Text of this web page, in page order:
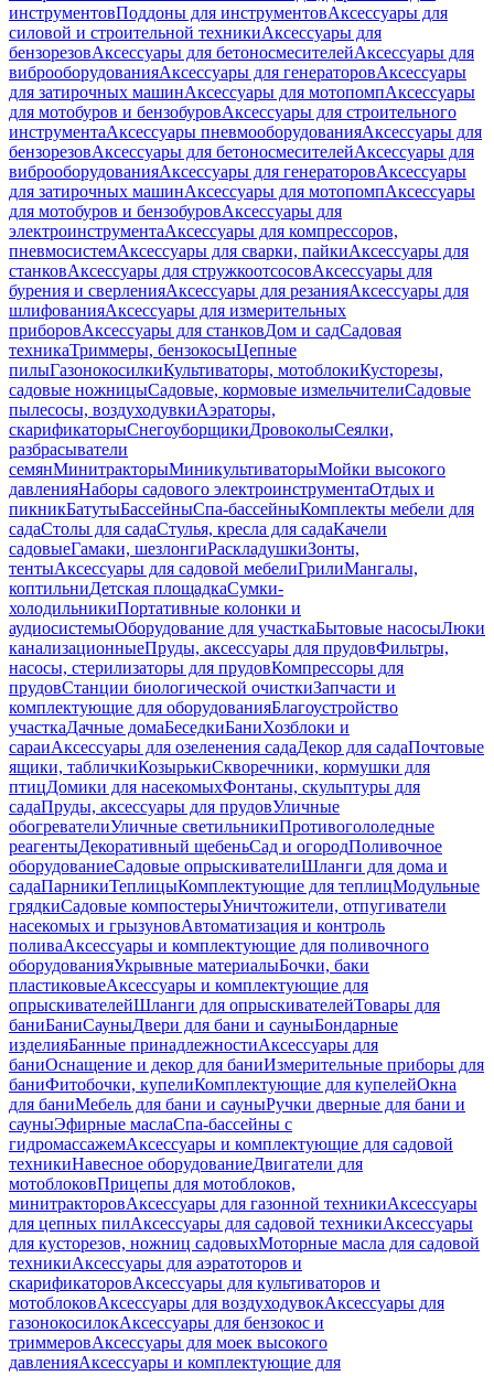
инструментовПоддоны для инструментовАксессуары для
силовой и строительной техникиАксессуары для
бензорезовАксессуары для бетоносмесителейАксессуары для
виброоборудованияАксессуары для генераторовАксессуары
для затирочных машинАксессуары для мотопомпАксессуары
для мотобуров и бензобуровАксессуары для строительного
инструментаАксессуары пневмооборудованияАксессуары для
бензорезовАксессуары для бетоносмесителейАксессуары для
виброоборудованияАксессуары для генераторовАксессуары
для затирочных машинАксессуары для мотопомпАксессуары
для мотобуров и бензобуровАксессуары для
электроинструментаАксессуары для компрессоров,
пневмосистемАксессуары для сварки, пайкиАксессуары для
станковАксессуары для стружкоотсосовАксессуары для
бурения и сверленияАксессуары для резанияАксессуары для
шлифованияАксессуары для измерительных
приборовАксессуары для станковДом и садСадовая
техникаТриммеры, бензокосыЦепные
пилыГазонокосилкиКультиваторы, мотоблокиКусторезы,
садовые ножницыСадовые, кормовые измельчителиСадовые
пылесосы, воздуходувкиАэраторы,
скарификаторыСнегоуборщикиДровоколыСеялки,
разбрасыватели
семянМинитракторыМиникультиваторыМойки высокого
давленияНаборы садового электроинструментаОтдых и
пикникБатутыБассейныСпа-бассейныКомплекты мебели для
садаСтолы для садаСтулья, кресла для садаКачели
садовыеГамаки, шезлонгиРаскладушкиЗонты,
тентыАксессуары для садовой мебелиГрилиМангалы,
коптильниДетская площадкаСумки-
холодильникиПортативные колонки и
аудиосистемыОборудование для участкаБытовые насосыЛюки
канализационныеПруды, аксессуары для прудовФильтры,
насосы, стерилизаторы для прудовКомпрессоры для
прудовСтанции биологической очисткиЗапчасти и
комплектующие для оборудованияБлагоустройство
участкаДачные домаБеседкиБаниХозблоки и
сараиАксессуары для озеленения садаДекор для садаПочтовые
ящики, табличкиКозырькиСкворечники, кормушки для
птицДомики для насекомыхФонтаны, скульптуры для
садаПруды, аксессуары для прудовУличные
обогревателиУличные светильникиПротивогололедные
реагентыДекоративный щебеньСад и огородПоливочное
оборудованиеСадовые опрыскивателиШланги для дома и
садаПарникиТеплицыКомплектующие для теплицМодульные
грядкиСадовые компостерыУничтожители, отпугиватели
насекомых и грызуновАвтоматизация и контроль
поливаАксессуары и комплектующие для поливочного
оборудованияУкрывные материалыБочки, баки
пластиковыеАксессуары и комплектующие для
опрыскивателейШланги для опрыскивателейТовары для
баниБаниСауныДвери для бани и сауныБондарные
изделияБанные принадлежностиАксессуары для
баниОснащение и декор для баниИзмерительные приборы для
баниФитобочки, купелиКомплектующие для купелейОкна
для баниМебель для бани и сауныРучки дверные для бани и
сауныЭфирные маслаСпа-бассейны с
гидромассажемАксессуары и комплектующие для садовой
техникиНавесное оборудованиеДвигатели для
мотоблоковПрицепы для мотоблоков,
минитракторовАксессуары для газонной техникиАксессуары
для цепных пилАксессуары для садовой техникиАксессуары
для кусторезов, ножниц садовыхМоторные масла для садовой
техникиАксессуары для аэратоторов и
скарификаторовАксессуары для культиваторов и
мотоблоковАксессуары для воздуходувокАксессуары для
газонокосилокАксессуары для бензокос и
триммеровАксессуары для моек высокого
давленияАксессуары и комплектующие для